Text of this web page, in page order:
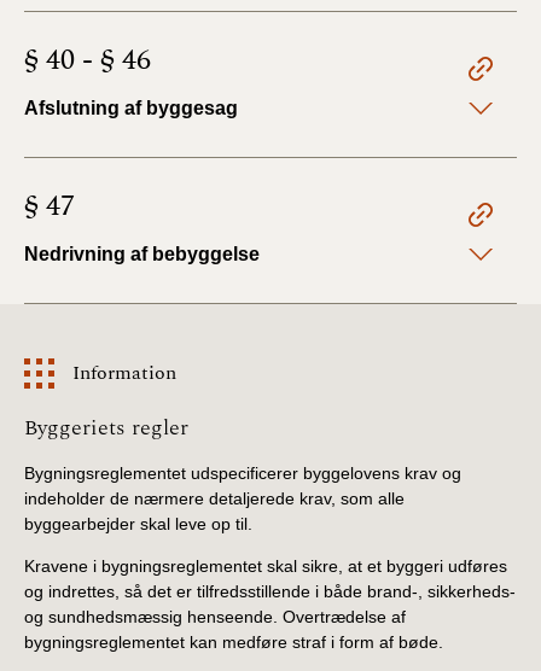
§ 40 - § 46
Afslutning af byggesag
§ 47
Nedrivning af bebyggelse
Information
Information
Byggeriets regler
Bygningsreglementet udspecificerer byggelovens krav og
indeholder de nærmere detaljerede krav, som alle
byggearbejder skal leve op til.
Kravene i bygningsreglementet skal sikre, at et byggeri udføres
og indrettes, så det er tilfredsstillende i både brand-, sikkerheds-
og sundhedsmæssig henseende. Overtrædelse af
bygningsreglementet kan medføre straf i form af bøde.